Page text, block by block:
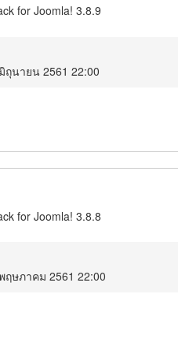
for Joomla! 3.8.9
ถุนายน 2561 22:00
for Joomla! 3.8.8
ฤษภาคม 2561 22:00